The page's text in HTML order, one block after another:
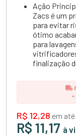
Ação
Zacs é um
para evitar
ótimo
para
finalização
*
R$ 12,28 em
R$ 11,17 à